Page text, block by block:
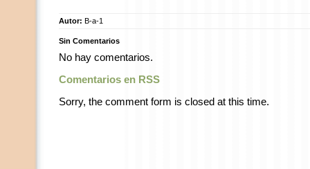
Autor: B-a-1
Sin Comentarios
No hay comentarios.
Comentarios en RSS
Sorry, the comment form is closed at this time.